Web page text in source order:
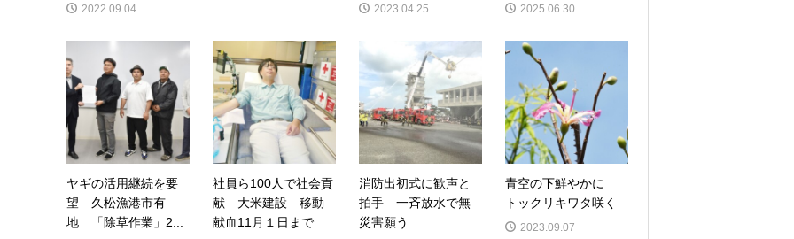
2022.09.04 2023.04.25 2025.06.30
ヤギの活用継続を要
望 久松漁港市有
地 「除草作業」2...
社員ら100人で社会貢
献 大米建設 移動
献血11月１日まで
消防出初式に歓声と
拍手 一斉放水で無
災害願う
青空の下鮮やかに
トックリキワタ咲く
2023.09.07